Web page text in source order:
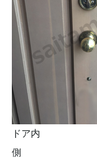
ドア内
側